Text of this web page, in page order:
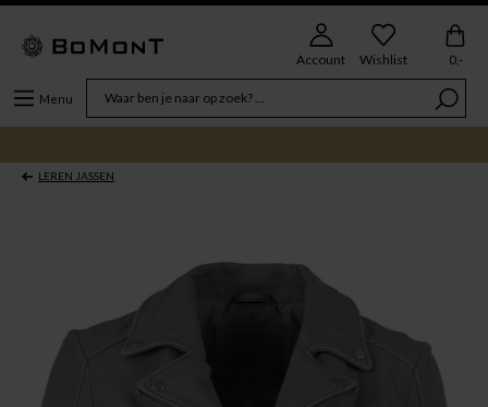
Menu
Account Wishlist 0,-
LEREN JASSEN